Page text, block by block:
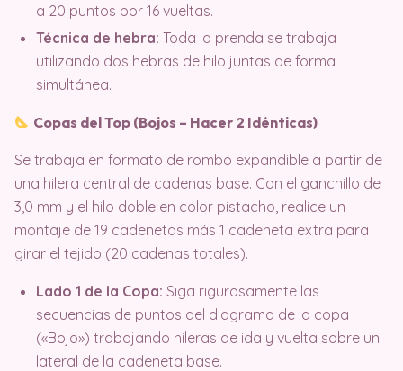
a 20 puntos por 16 vueltas.
Técnica de hebra: Toda la prenda se trabaja
utilizando dos hebras de hilo juntas de forma
simultánea.
Copas del Top (Bojos – Hacer 2 Idénticas)
Se trabaja en formato de rombo expandible a partir de
una hilera central de cadenas base. Con el ganchillo de
3,0 mm y el hilo doble en color pistacho, realice un
montaje de 19 cadenetas más 1 cadeneta extra para
girar el tejido (20 cadenas totales).
Lado 1 de la Copa: Siga rigurosamente las
secuencias de puntos del diagrama de la copa
(«Bojo») trabajando hileras de ida y vuelta sobre un
lateral de la cadeneta base.